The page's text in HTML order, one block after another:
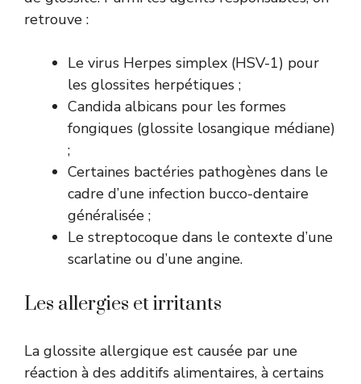
retrouve :
Le virus Herpes simplex (HSV-1) pour
les glossites herpétiques ;
Candida albicans pour les formes
fongiques (glossite losangique médiane)
;
Certaines bactéries pathogènes dans le
cadre d’une infection bucco-dentaire
généralisée ;
Le streptocoque dans le contexte d’une
scarlatine ou d’une angine.
Les allergies et irritants
La glossite allergique est causée par une
réaction à des additifs alimentaires, à certains